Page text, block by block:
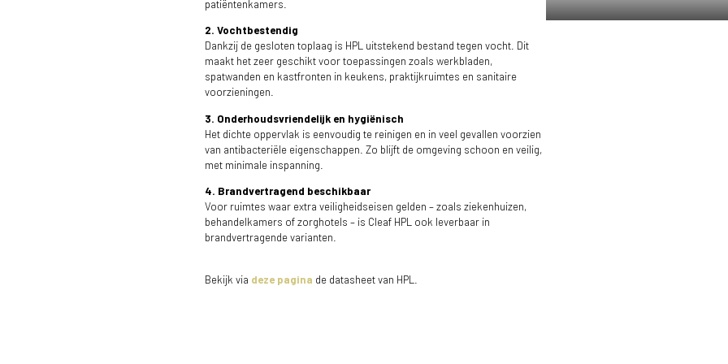
patiëntenkamers.
2. Vochtbestendig
Dankzij de gesloten toplaag is HPL uitstekend bestand tegen vocht. Dit
maakt het zeer geschikt voor toepassingen zoals werkbladen,
spatwanden en kastfronten in keukens, praktijkruimtes en sanitaire
voorzieningen.
3. Onderhoudsvriendelijk en hygiënisch
Het dichte oppervlak is eenvoudig te reinigen en in veel gevallen voorzien
van antibacteriële eigenschappen. Zo blijft de omgeving schoon en veilig,
met minimale inspanning.
4. Brandvertragend beschikbaar
Voor ruimtes waar extra veiligheidseisen gelden – zoals ziekenhuizen,
behandelkamers of zorghotels – is Cleaf HPL ook leverbaar in
brandvertragende varianten.
Bekijk via deze pagina de datasheet van HPL.